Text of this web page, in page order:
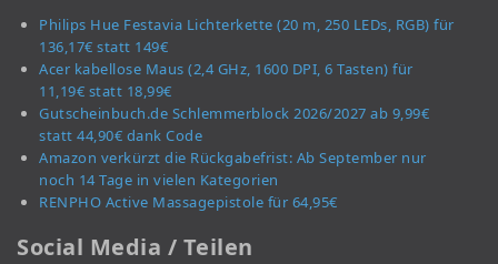
Philips Hue Festavia Lichterkette (20 m, 250 LEDs, RGB) für
136,17€ statt 149€
Acer kabellose Maus (2,4 GHz, 1600 DPI, 6 Tasten) für
11,19€ statt 18,99€
Gutscheinbuch.de Schlemmerblock 2026/2027 ab 9,99€
statt 44,90€ dank Code
Amazon verkürzt die Rückgabefrist: Ab September nur
noch 14 Tage in vielen Kategorien
RENPHO Active Massagepistole für 64,95€
Social Media / Teilen